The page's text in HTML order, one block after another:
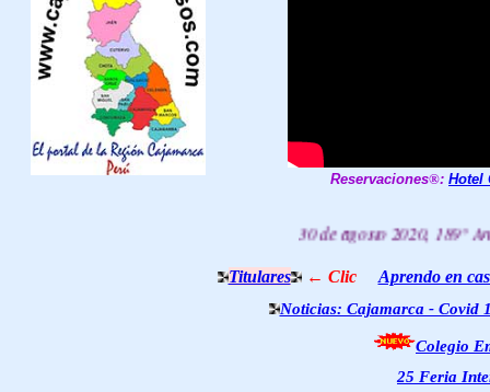
Reservaciones®: Hotel
30 de agosto 2020, 189°
Titulares ← Clic Aprendo en
Noticias: Cajamarca - Covid
Colegio
25 Feria